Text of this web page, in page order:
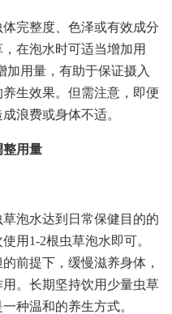
完整度、色泽或有效成分
在泡水时可适当增加用
加用量，有助于保证摄入
生效果。但需注意，即便
浪费或身体不适。
整用量
泡水达到日常保健目的的
用1-2根虫草泡水即可。
前提下，缓慢滋养身体，
。长期坚持饮用少量虫草
种温和的养生方式。